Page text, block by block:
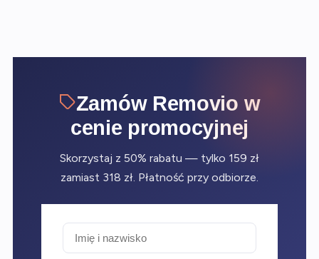
Zamów Removio w
cenie promocyjnej
Skorzystaj z 50% rabatu — tylko 159 zł
zamiast 318 zł. Płatność przy odbiorze.